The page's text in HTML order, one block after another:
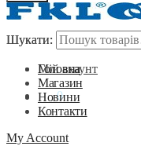
Шукати:
Мій акаунт
0₴ 0
Шукати:
Головна
Магазин
Новини
Контакти
My Account